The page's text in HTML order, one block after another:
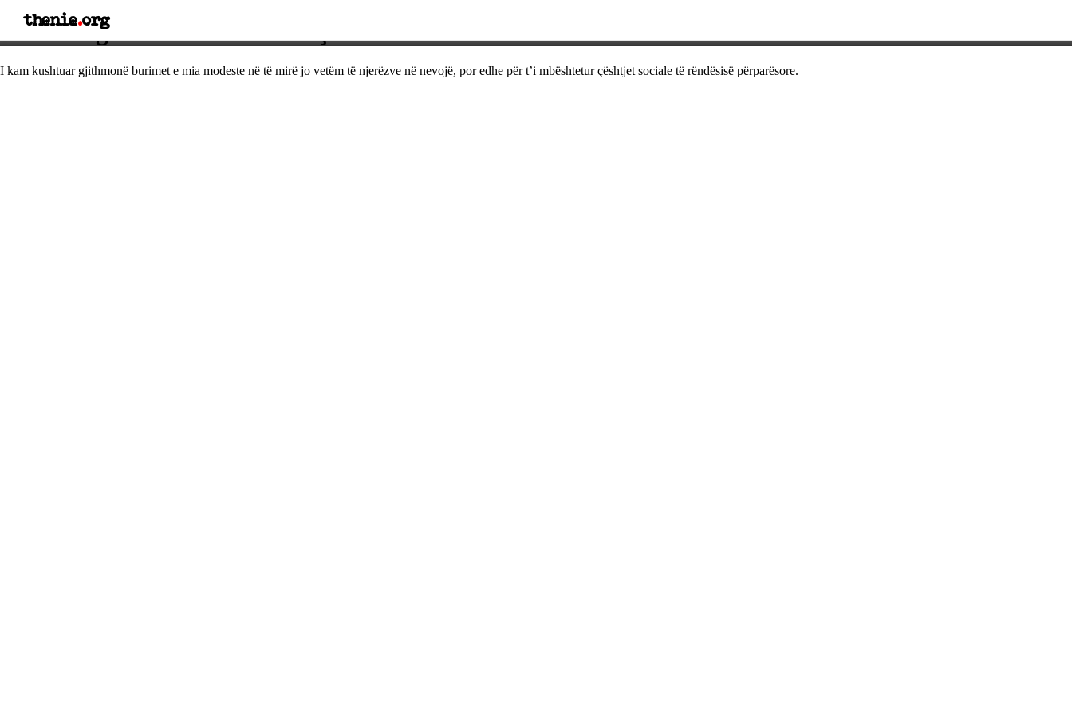
thenie.org
Thënie nga Rita Levi-Montalçini
I kam kushtuar gjithmonë burimet e mia modeste në të mirë jo vetëm të njerëzve në nevojë, por edhe për t’i mbështetur çështjet sociale të rëndësisë përparësore.